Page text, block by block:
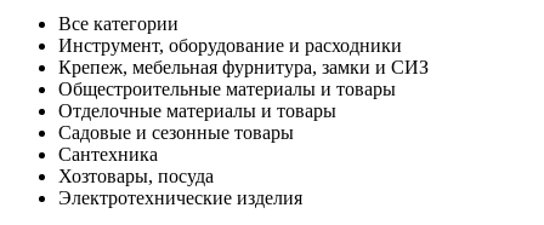
Все категории
Инструмент, оборудование и расходники
Крепеж, мебельная фурнитура, замки и СИЗ
Общестроительные материалы и товары
Отделочные материалы и товары
Садовые и сезонные товары
Сантехника
Хозтовары, посуда
Электротехнические изделия